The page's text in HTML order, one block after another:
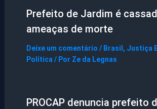
Prefeito de Jardim é
ameaças de morte
Deixe um comentário / Brasil , Justiça
Política / Por Ze da Legnas
PROCAP denuncia prefeito